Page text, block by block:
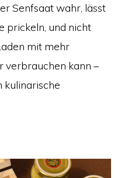
Senfsaat wahr, lässt
prickeln, und nicht
mit mehr
verbrauchen kann –
kulinarische